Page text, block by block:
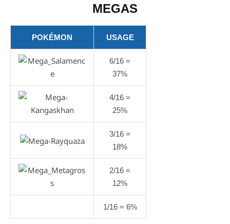
MEGAS
POKÉMON USAGE
6/16 =
37%
4/16 =
25%
3/16 =
18%
2/16 =
12%
1/16 = 6%